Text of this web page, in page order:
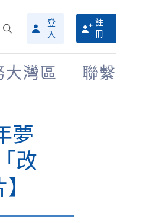
搜
尋
介
登
入
註
冊
大灣區 聯繫
夢
改